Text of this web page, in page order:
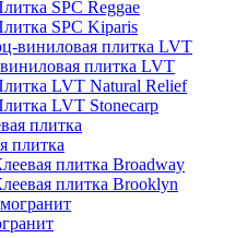
SPC Reggae
SPC Kiparis
плитка LVT
LVT Natural Relief
LVT Stonecarp
плитка
плитка Broadway
плитка Brooklyn